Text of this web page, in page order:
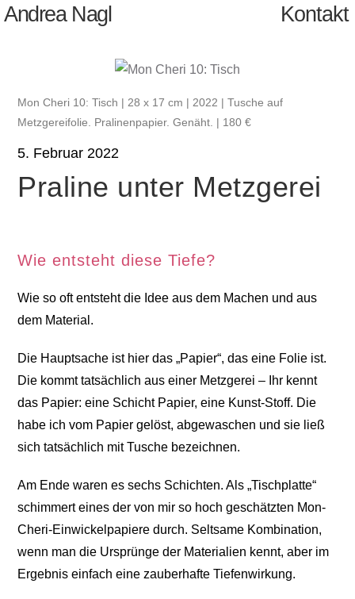
Andrea Nagl Kontakt
Mon Cheri 10: Tisch | 28 x 17 cm | 2022 | Tusche auf
Metzgereifolie. Pralinenpapier. Genäht. | 180 €
5. Februar 2022
Praline unter Metzgerei
Wie entsteht diese Tiefe?
Wie so oft entsteht die Idee aus dem Machen und aus
dem Material.
Die Hauptsache ist hier das „Papier“, das eine Folie ist.
Die kommt tatsächlich aus einer Metzgerei – Ihr kennt
das Papier: eine Schicht Papier, eine Kunst-Stoff. Die
habe ich vom Papier gelöst, abgewaschen und sie ließ
sich tatsächlich mit Tusche bezeichnen.
Am Ende waren es sechs Schichten. Als „Tischplatte“
schimmert eines der von mir so hoch geschätzten Mon-
Cheri-Einwickelpapiere durch. Seltsame Kombination,
wenn man die Ursprünge der Materialien kennt, aber im
Ergebnis einfach eine zauberhafte Tiefenwirkung.